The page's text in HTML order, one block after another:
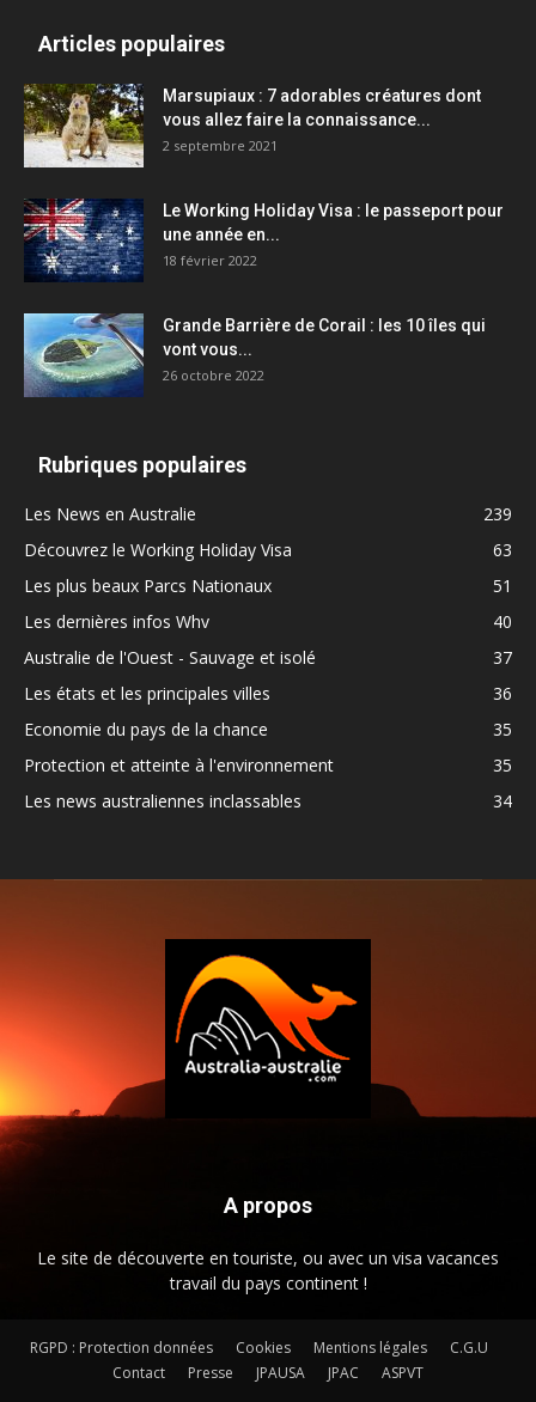
Articles populaires
Marsupiaux : 7 adorables créatures dont
vous allez faire la connaissance...
2 septembre 2021
Le Working Holiday Visa : le passeport pour
une année en...
18 février 2022
Grande Barrière de Corail : les 10 îles qui
vont vous...
26 octobre 2022
Rubriques populaires
Les News en Australie
239
Découvrez le Working Holiday Visa
63
Les plus beaux Parcs Nationaux
51
Les dernières infos Whv
40
Australie de l'Ouest - Sauvage et isolé
37
Les états et les principales villes
36
Economie du pays de la chance
35
Protection et atteinte à l'environnement
35
Les news australiennes inclassables
34
A propos
Le site de découverte en touriste, ou avec un visa vacances
travail du pays continent !
RGPD : Protection données Cookies Mentions légales
C.G.U
Contact
Presse JPAUSA JPAC ASPVT